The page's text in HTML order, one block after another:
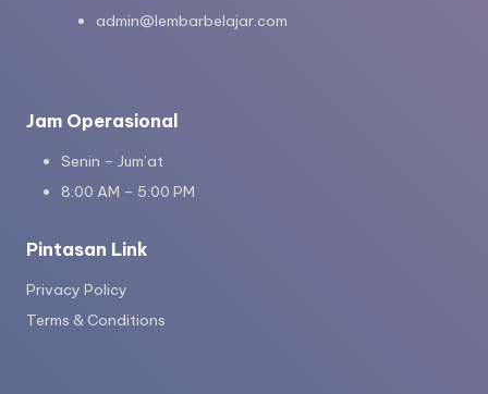
admin@lembarbelajar.com
Jam Operasional
Senin – Jum’at
8:00 AM – 5:00 PM
Pintasan Link
Privacy Policy
Terms & Conditions